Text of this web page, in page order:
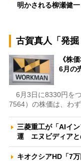
明かされる柳瀬健
古賀真人「発掘
《株
6月の
6月3日に8330円を
7564）の株価は、わ
三菱重工が「AIイ
運 エヌビディア
キオクシアHD「7